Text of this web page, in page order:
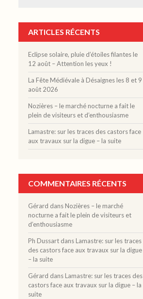
ARTICLES RÉCENTS
Eclipse solaire, pluie d’étoiles filantes le
12 août – Attention les yeux !
La Fête Médiévale à Désaignes les 8 et 9
août 2026
Nozières – le marché nocturne a fait le
plein de visiteurs et d’enthousiasme
Lamastre: sur les traces des castors face
aux travaux sur la digue – la suite
COMMENTAIRES RÉCENTS
Gérard dansNozières – le marché
nocturne a fait le plein de visiteurs et
d’enthousiasme
Ph Dussart dansLamastre: sur les traces
des castors face aux travaux sur la digue
– la suite
Gérard dansLamastre: sur les traces des
castors face aux travaux sur la digue – la
suite